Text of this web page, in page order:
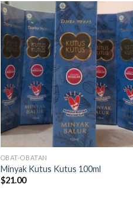
OBAT-OBATAN
Minyak Kutus Kutus 100ml
$21.00